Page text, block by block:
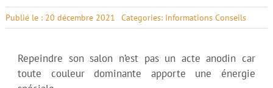
Publié le : 20 décembre 2021 Categories: Informations Conseils
Repeindre son salon n’est pas un acte anodin car
toute couleur dominante apporte une énergie